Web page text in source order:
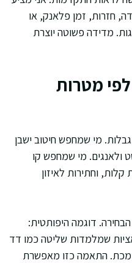
חזרות, זמן פלאנק, או
מדידה פשוטה יוצרת
מטרות
מי שמחפש חיטוב ישבן
ולאנגים. מי שמחפש קו
וחתירות לאיזון
דוגמה היפותטית:
שמלמדות שליטה כמו דד
התאמה כזו מאפשרת